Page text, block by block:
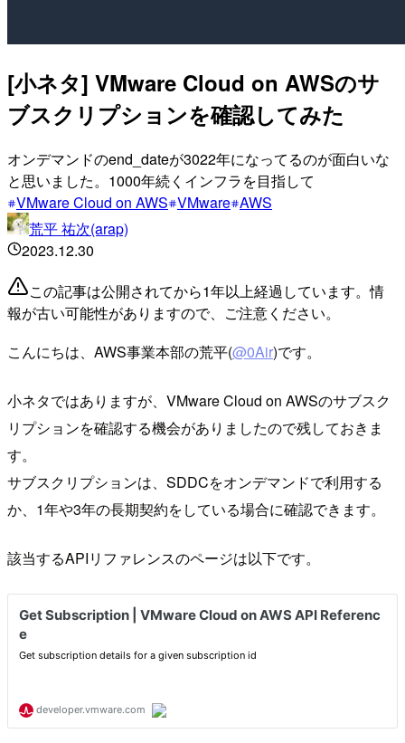
[小ネタ] VMware Cloud on AWSのサ
ブスクリプションを確認してみた
オンデマンドのend_dateが3022年になってるのが面白いな
と思いました。1000年続くインフラを目指して
VMware Cloud on AWS VMware AWS
荒平 祐次(arap)
2023.12.30
この記事は公開されてから1年以上経過しています。情
報が古い可能性がありますので、ご注意ください。
こんにちは、AWS事業本部の荒平(@0Air)です。
小ネタではありますが、VMware Cloud on AWSのサブスク
リプションを確認する機会がありましたので残しておきま
す。
サブスクリプションは、SDDCをオンデマンドで利用する
か、1年や3年の長期契約をしている場合に確認できます。
該当するAPIリファレンスのページは以下です。